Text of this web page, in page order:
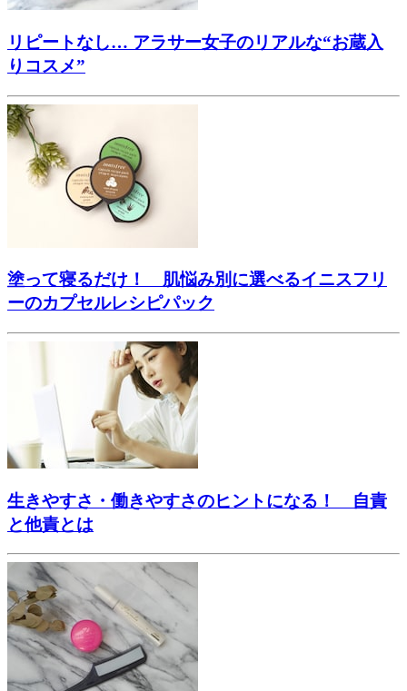
リピートなし… アラサー女子のリアルな“お蔵入
りコスメ”
塗って寝るだけ！ 肌悩み別に選べるイニスフリ
ーのカプセルレシピパック
生きやすさ・働きやすさのヒントになる！ 自責
と他責とは